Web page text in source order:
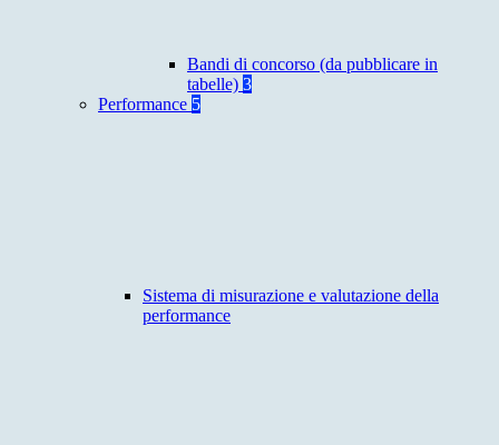
Bandi di concorso (da pubblicare in
tabelle) 3
Performance 5
Sistema di misurazione e valutazione della
performance